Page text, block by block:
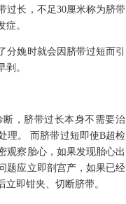
长，不足30厘米称为脐带
。
娩时就会因脐带过短而引
。
，脐带过长本身不需要治
理。 而脐带过短即使B超检
观察胎心，如果发现胎心出
题应立即剖宫产，如果已经
即钳夹、切断脐带。